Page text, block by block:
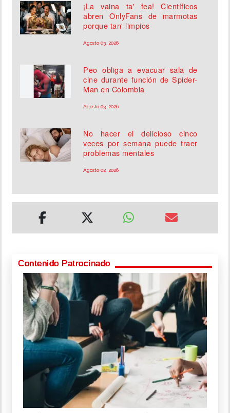
¡La vaina ta' fea! Científicos
abren OnlyFans de marmotas
porque tan' limpios
Agosto 03, 2026
Peo obliga a evacuar sala de
cine durante función de Spider-
Man en Colombia
Agosto 03, 2026
No hacer el delicioso cinco
veces por semana puede traer
problemas mentales
Agosto 02, 2026
Contenido Patrocinado